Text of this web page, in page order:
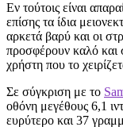
Εν τούτοις είναι
επίσης τα ίδια
αρκετά βαρύ και οι
προσφέρουν καλό και
χρήστη που το
Σε σύγκριση με το
οθόνη μεγέθους 6,1
ευρύτερο και 37